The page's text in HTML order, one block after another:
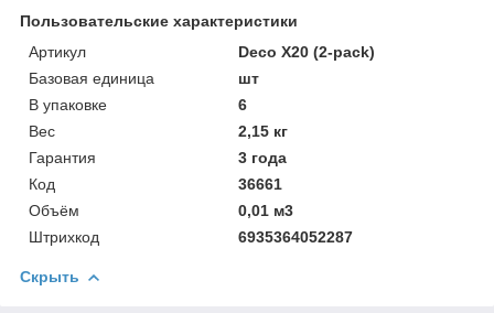
Пользовательские характеристики
Артикул
Deco X20 (2-pack)
Базовая единица
шт
В упаковке
6
Вес
2,15 кг
Гарантия
3 года
Код
36661
Объём
0,01 м3
Штрихкод
6935364052287
Скрыть